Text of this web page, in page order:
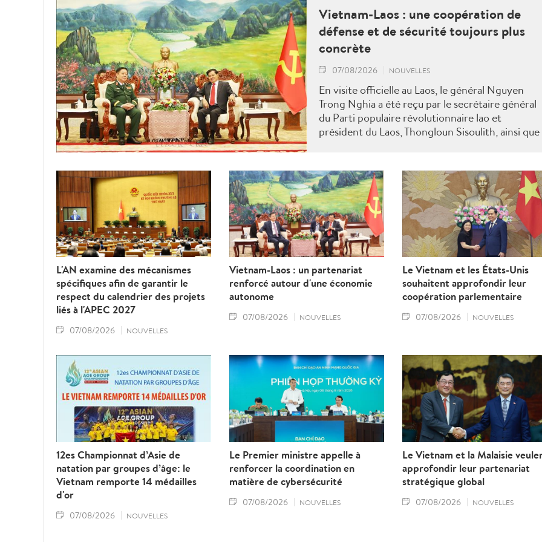
Vietnam-Laos : une coopération de
défense et de sécurité toujours plus
concrète
07/08/2026 NOUVELLES
En visite officielle au Laos, le général Nguyen
Trong Nghia a été reçu par le secrétaire général
du Parti populaire révolutionnaire lao et
président du Laos, Thongloun Sisoulith, ainsi que
renforcer une coopération politico-militaire
étroite et efficace.
L'AN examine des mécanismes
spécifiques afin de garantir le
respect du calendrier des projets
liés à l'APEC 2027
07/08/2026 NOUVELLES
Vietnam-Laos : un partenariat
renforcé autour d'une économie
autonome
07/08/2026 NOUVELLES
Le Vietnam et les États-Unis
souhaitent approfondir leur
coopération parlementaire
07/08/2026 NOUVELLES
12es Championnat d’Asie de
natation par groupes d’âge: le
Vietnam remporte 14 médailles
d'or
07/08/2026 NOUVELLES
Le Premier ministre appelle à
renforcer la coordination en
matière de cybersécurité
07/08/2026 NOUVELLES
Le Vietnam et la Malaisie
approfondir leur partenariat
stratégique global
07/08/2026 NOUVELLES